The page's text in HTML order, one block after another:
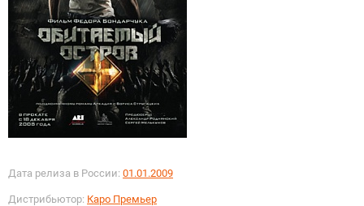
Дата релиза в России: 01.01.2009
Дистрибьютор: Каро Премьер